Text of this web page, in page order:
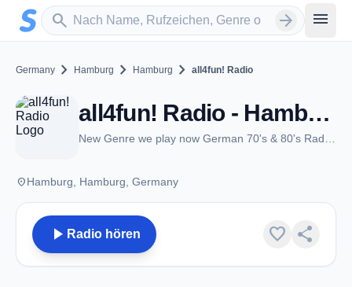
Zum Hauptinhalt springen
search
Sender suchen arrow_forward menu
Germany chevron_right Hamburg chevron_right Hamburg chevron_right all4fun! Radio
all4fun! Radio - Hamburg
placeHamburg, Hamburg, Germany
play_arrow Radio hören favorite share